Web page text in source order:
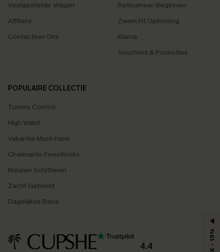
Veelgestelde Vragen
Affiliate
Contacteer Ons
Retourneer Beginnen
Zwem Fit Oplossing
Klarna
Vouchers & Promoties
POPULAIRE COLLECTIE
Tummy Control
High Waist
Vakantie Must-have
Charmante Feestlooks
Kleuren Schitteren
Zacht Gebreid
Dagelijkse Basis
4.4 MAX - 15%